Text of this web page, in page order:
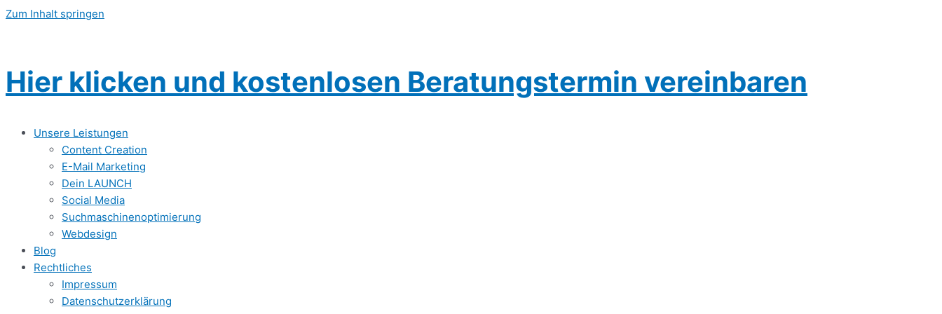
Zum Inhalt springen
Hier klicken und kostenlosen Beratungstermin vereinbaren
Unsere Leistungen
Content Creation
E-Mail Marketing
Dein LAUNCH
Social Media
Suchmaschinenoptimierung
Webdesign
Blog
Rechtliches
Impressum
Datenschutzerklärung